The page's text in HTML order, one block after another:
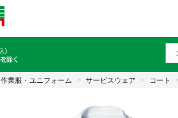
作業服・ユニフォーム サービスウェア コート